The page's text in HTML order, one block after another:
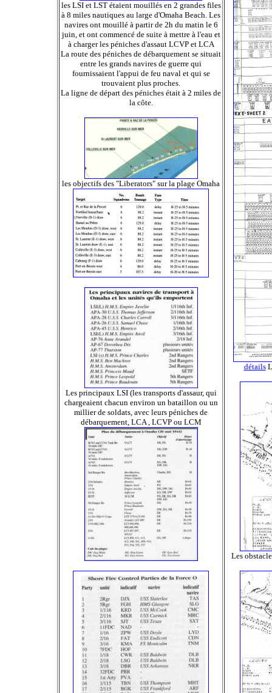
les LSI et LST étaient mouillés en 2 grandes files
à 8 miles nautiques au large d'Omaha Beach. Les
navires ont mouillé à partir de 2h du matin le 6
juin, et ont commencé de suite à mettre à l'eau et
à charger les péniches d'assaut LCVP et LCA
La route des péniches de débarquement se situait
entre les grands navires de guerre qui
fournissaient l'appui de feu naval et qui se
trouvaient plus proches.
La ligne de départ des péniches était à 2 miles de
la côte.
les objectifs des "Liberators" sur la plage Omaha
Les principaux LSI (les transports d'assaur, qui
chargeaient chacun environ un bataillon ou un
millier de soldats, avec leurs péniches de
débarquement, LCA , LCVP ou LCM
détails
Les